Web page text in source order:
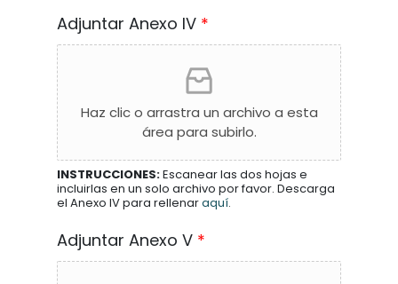
Adjuntar Anexo IV *
Haz clic o arrastra un archivo a esta
área para subirlo.
INSTRUCCIONES:Escanear las dos hojas e
incluirlas en un solo archivo por favor. Descarga
el Anexo IV para rellenaraquí.
Adjuntar Anexo V *